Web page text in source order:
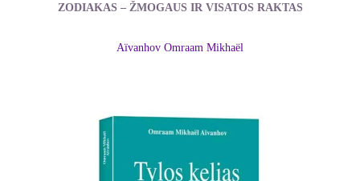
ZODIAKAS – ŽMOGAUS IR VISATOS RAKTAS
Aïvanhov Omraam Mikhaël